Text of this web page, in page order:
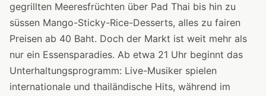
gegrillten Meeresfrüchten über Pad Thai bis hin zu
süssen Mango-Sticky-Rice-Desserts, alles zu fairen
Preisen ab 40 Baht. Doch der Markt ist weit mehr als
nur ein Essensparadies. Ab etwa 21 Uhr beginnt das
Unterhaltungsprogramm: Live-Musiker spielen
internationale und thailändische Hits, während im